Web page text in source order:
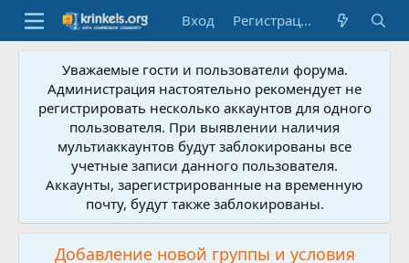
Вход Регистрация
Уважаемые гости и пользователи форума.
Администрация настоятельно рекомендует не
регистрировать несколько аккаунтов для одного
пользователя. При выявлении наличия
мультиаккаунтов будут заблокированы все
учетные записи данного пользователя.
Аккаунты, зарегистрированные на временную
почту, будут также заблокированы.
Добавление новой группы и условия